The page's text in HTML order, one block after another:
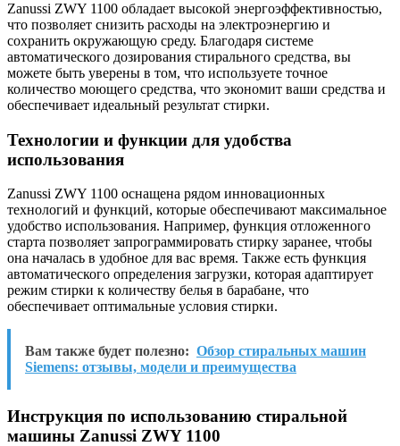
Zanussi ZWY 1100 обладает высокой энергоэффективностью,
что позволяет снизить расходы на электроэнергию и
сохранить окружающую среду. Благодаря системе
автоматического дозирования стирального средства, вы
можете быть уверены в том, что используете точное
количество моющего средства, что экономит ваши средства и
обеспечивает идеальный результат стирки.
Технологии и функции для удобства
использования
Zanussi ZWY 1100 оснащена рядом инновационных
технологий и функций, которые обеспечивают максимальное
удобство использования. Например, функция отложенного
старта позволяет запрограммировать стирку заранее, чтобы
она началась в удобное для вас время. Также есть функция
автоматического определения загрузки, которая адаптирует
режим стирки к количеству белья в барабане, что
обеспечивает оптимальные условия стирки.
Вам также будет полезно: Обзор стиральных машин
Siemens: отзывы, модели и преимущества
Инструкция по использованию стиральной
машины Zanussi ZWY 1100